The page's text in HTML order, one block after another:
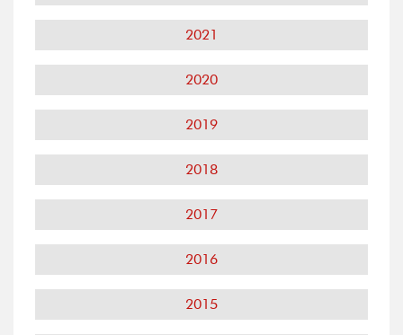
2021
2020
2019
2018
2017
2016
2015